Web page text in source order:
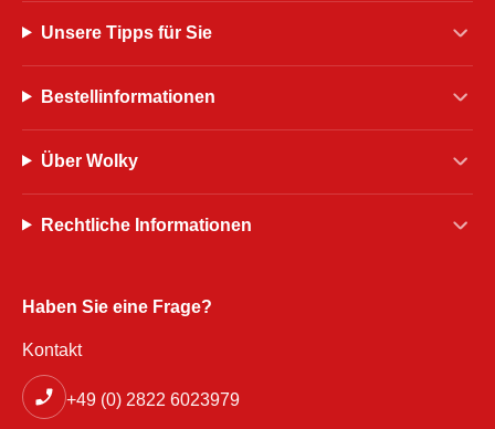
Unsere Tipps für Sie
Bestellinformationen
Über Wolky
Rechtliche Informationen
Haben Sie eine Frage?
Kontakt
+49 (0) 2822 6023979